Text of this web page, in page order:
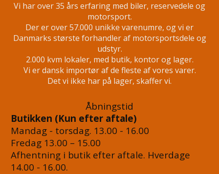
Vi har over 35 års erfaring med biler, reservedele og
motorsport.
Der er over 57.000 unikke varenumre, og vi er
Danmarks største forhandler af motorsportsdele og
udstyr.
2.000 kvm lokaler, med butik, kontor og lager.
Vi er dansk importør af de fleste af vores varer.
Det vi ikke har på lager, skaffer vi.
Åbningstid
Butikken (Kun efter aftale)
Mandag - torsdag. 13.00 - 16.00
Fredag 13.00 – 15.00
Afhentning i butik efter aftale. Hverdage
14.00 - 16.00.